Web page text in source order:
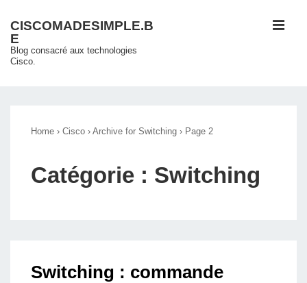
passer
au
contenu
CISCOMADESIMPLE.B
E
Blog consacré aux technologies
Cisco.
Home › Cisco › Archive for Switching › Page 2
Catégorie : Switching
Switching : commande